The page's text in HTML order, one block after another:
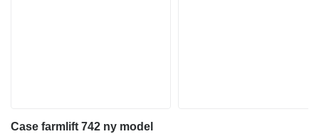
Case farmlift 742 ny model